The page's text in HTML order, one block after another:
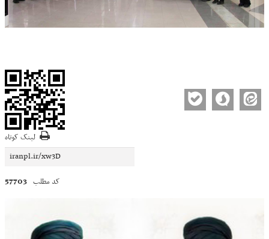
لینک کوتاه
کد مطلب 57703